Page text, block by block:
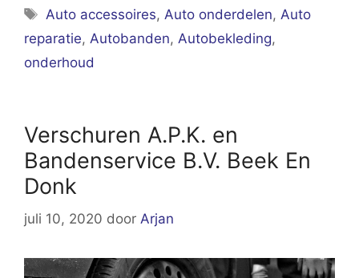
Tags
Auto accessoires,Auto onderdelen,Auto
reparatie, Autobanden, Autobekleding,
onderhoud
Verschuren A.P.K. en
Bandenservice B.V. Beek En
Donk
juli 10, 2020 door Arjan